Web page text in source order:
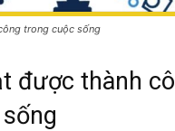
trong cuộc sống
được thành